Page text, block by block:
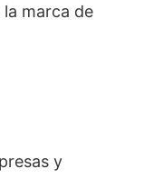
marca de
y